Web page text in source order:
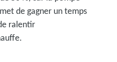
de gagner un temps
ralentir